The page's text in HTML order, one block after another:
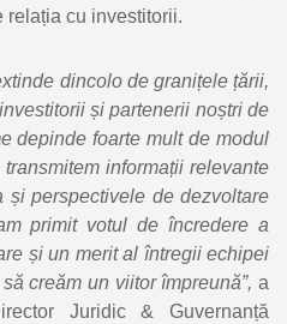
relația cu investitorii.
dincolo de granițele țării,
și partenerii noștri de
depinde foarte mult de modul
informații relevante
și perspectivele de dezvoltare
primit votul de încredere a
și un merit al întregii echipei
creăm un viitor împreună”, a
Juridic & Guvernanță